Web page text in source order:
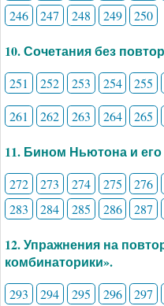
246
247 248 249 250
10. Сочетания без
251 252 253 254 255
261
262 263 264 265
11. Бином Ньютона и
272 273 274 275 276
283
284 285 286 287
12. Упражнения на
комбинаторики».
293 294 295 296 297